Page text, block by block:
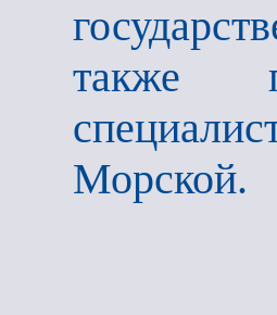
также
Морской.